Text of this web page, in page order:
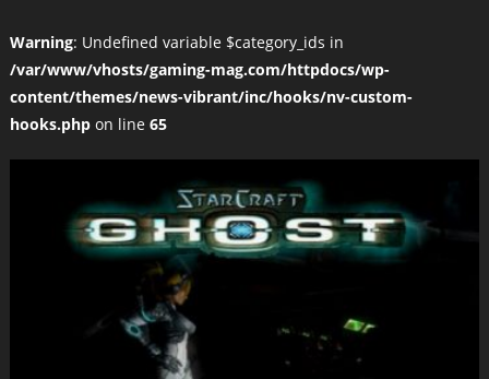
Warning: Undefined variable $category_ids in
/var/www/vhosts/gaming-mag.com/httpdocs/wp-
content/themes/news-vibrant/inc/hooks/nv-custom-
hooks.phpon line 65